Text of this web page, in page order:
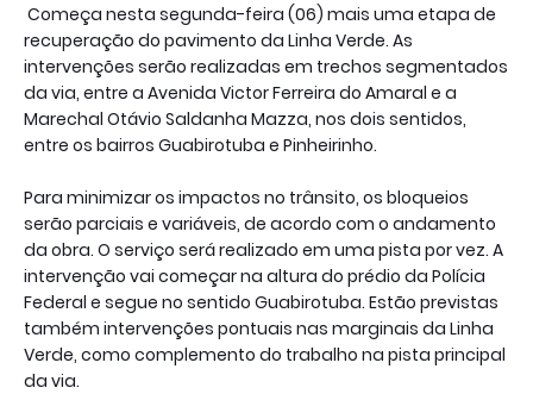
Começa nesta segunda-feira (06) mais uma etapa de
recuperação do pavimento da Linha Verde. As
intervenções serão realizadas em trechos segmentados
da via, entre a Avenida Victor Ferreira do Amaral e a
Marechal Otávio Saldanha Mazza, nos dois sentidos,
entre os bairros Guabirotuba e Pinheirinho.
Para minimizar os impactos no trânsito, os bloqueios
serão parciais e variáveis, de acordo com o andamento
da obra. O serviço será realizado em uma pista por vez. A
intervenção vai começar na altura do prédio da Polícia
Federal e segue no sentido Guabirotuba. Estão previstas
também intervenções pontuais nas marginais da Linha
Verde, como complemento do trabalho na pista principal
da via.